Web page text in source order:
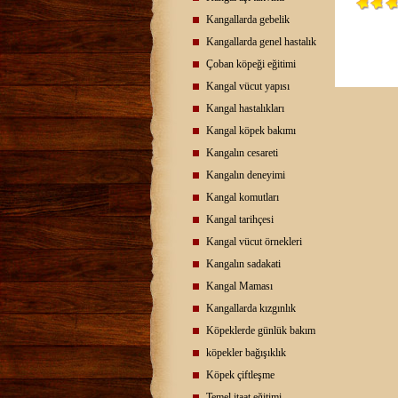
Kangallarda gebelik
Kangallarda genel hastalık
Çoban köpeği eğitimi
Kangal vücut yapısı
Kangal hastalıkları
Kangal köpek bakımı
Kangalın cesareti
Kangalın deneyimi
Kangal komutları
Kangal tarihçesi
Kangal vücut örnekleri
Kangalın sadakati
Kangal Maması
Kangallarda kızgınlık
Köpeklerde günlük bakım
köpekler bağışıklık
Köpek çiftleşme